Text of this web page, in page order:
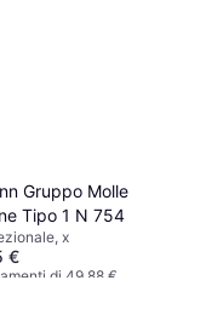
Gruppo Molle
Tipo 1 N 754
x
€
di 49,88 €